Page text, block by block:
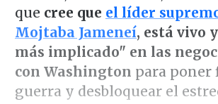
que cree que el líder
Mojtaba Jameneí, está vivo
más implicado" en las
con Washington para poner
guerra y desbloquear el